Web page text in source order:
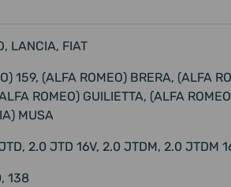
LANCIA, FIAT
159, (ALFA ROMEO) BRERA, (ALFA
ROMEO) GUILIETTA, (ALFA
MUSA
2.0 JTD 16V, 2.0 JTDM, 2.0 JTDM
138